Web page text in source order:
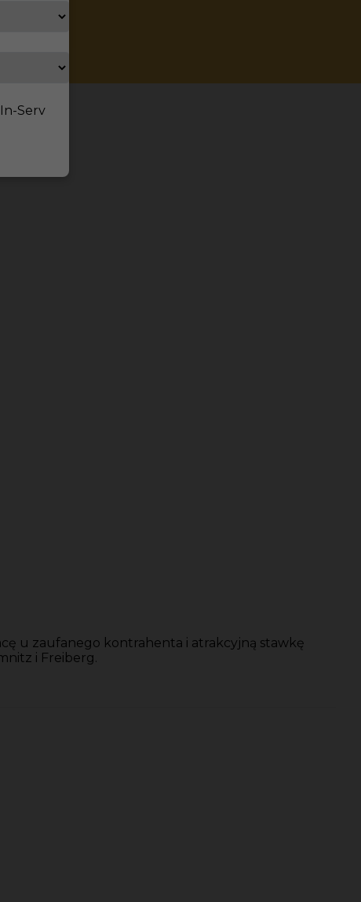
u zaufanego kontrahenta i atrakcyjną stawkę
i Freiberg.
Serv